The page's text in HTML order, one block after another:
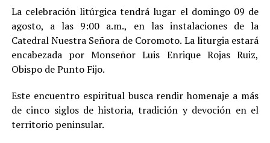
La celebración litúrgica tendrá lugar el domingo 09 de
agosto, a las 9:00 a.m., en las instalaciones de la
Catedral Nuestra Señora de Coromoto. La liturgia estará
encabezada por Monseñor Luis Enrique Rojas Ruiz,
Obispo de Punto Fijo.
Este encuentro espiritual busca rendir homenaje a más
de cinco siglos de historia, tradición y devoción en el
territorio peninsular.